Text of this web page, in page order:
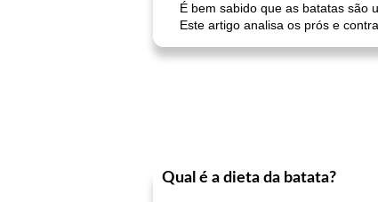
É bem sabido que as batatas são
Este artigo analisa os prós e
Qual é a dieta da batata?